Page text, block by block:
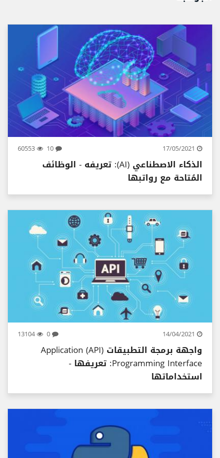
الذكاء الاصطناعي (AI): تعريفه - الوظائف
المُتاحة مع رواتبها
13104
واجهة برمجة التطبيقات (API) Application
Programming Interface: تعريفها -
استخداماتها